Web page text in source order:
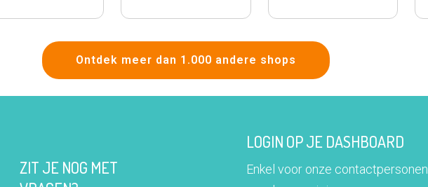
Ontdek meer dan 1.000 andere shops
ZIT JE NOG MET
LOGIN OP JE DASHBOARD
Enkel voor onze contactpersonen